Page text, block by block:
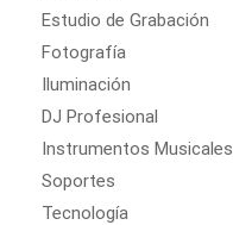
Estudio de Grabación
Fotografía
Iluminación
DJ Profesional
Instrumentos Musicales
Soportes
Tecnología